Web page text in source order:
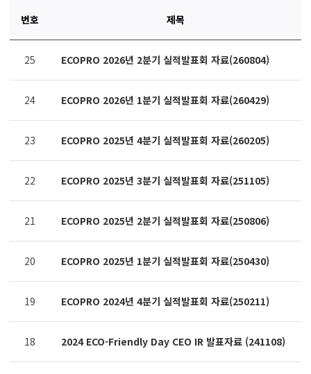
파일,
작성자,
조회수,
작성일
제공표
번호 제목
25 ECOPRO 2026년 2분기 실적발표회 자료(260804)
24 ECOPRO 2026년 1분기 실적발표회 자료(260429)
23 ECOPRO 2025년 4분기 실적발표회 자료(260205)
22 ECOPRO 2025년 3분기 실적발표회 자료(251105)
21 ECOPRO 2025년 2분기 실적발표회 자료(250806)
20 ECOPRO 2025년 1분기 실적발표회 자료(250430)
19 ECOPRO 2024년 4분기 실적발표회 자료(250211)
18 2024 ECO-Friendly Day CEO IR 발표자료 (241108)